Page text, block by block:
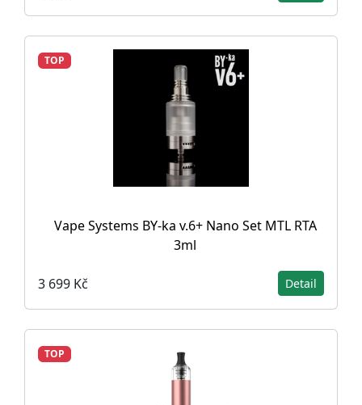
TOP
Vape Systems BY-ka v.6+ Nano Set MTL RTA
3ml
3 699 Kč Detail
TOP